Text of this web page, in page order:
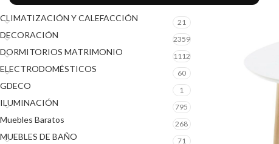
CLIMATIZACIÓN Y CALEFACCIÓN 21
DECORACIÓN 2359
DORMITORIOS MATRIMONIO 1112
ELECTRODOMÉSTICOS 60
GDECO 1
ILUMINACIÓN 795
Muebles Baratos 268
MUEBLES DE BAÑO 71